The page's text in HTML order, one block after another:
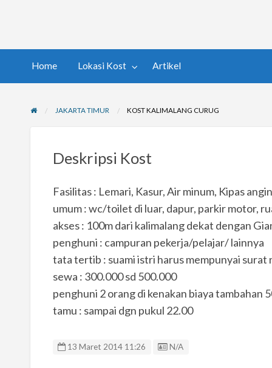
Home Lokasi Kost Artikel
JAKARTA TIMUR KOST KALIMALANG CURUG
Deskripsi Kost
Fasilitas : Lemari, Kasur, Air minum, Kipas angin
umum : wc/toilet di luar, dapur, parkir motor,
akses : 100m dari kalimalang dekat dengan
penghuni : campuran pekerja/pelajar/ lainnya
tata tertib : suami istri harus mempunyai surat
sewa : 300.000 sd 500.000
penghuni 2 orang di kenakan biaya tambahan
tamu : sampai dgn pukul 22.00
13 Maret 2014 11:26 Listing ID
N/A